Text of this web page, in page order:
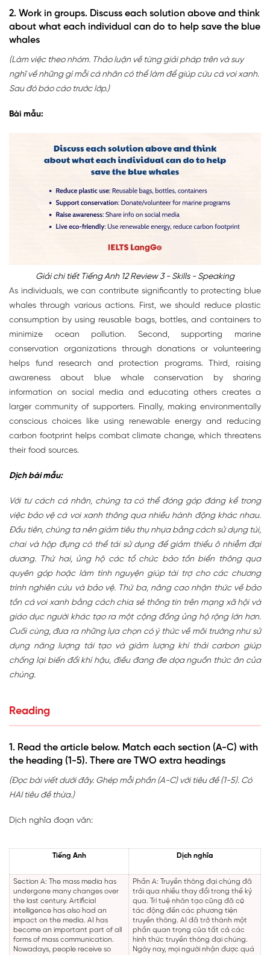
2. Work in groups. Discuss each solution above and think
about what each individual can do to help save the blue
whales
(Làm việc theo nhóm. Thảo luận về từng giải pháp trên và suy
nghĩ về những gì mỗi cá nhân có thể làm để giúp cứu cá voi xanh.
Sau đó báo cáo trước lớp.)
Bài mẫu:
Giải chi tiết Tiếng Anh 12 Review 3 - Skills - Speaking
As individuals, we can contribute significantly to protecting blue
whales through various actions. First, we should reduce plastic
consumption by using reusable bags, bottles, and containers to
minimize ocean pollution. Second, supporting marine
conservation organizations through donations or volunteering
helps fund research and protection programs. Third, raising
awareness about blue whale conservation by sharing
information on social media and educating others creates a
larger community of supporters. Finally, making environmentally
conscious choices like using renewable energy and reducing
carbon footprint helps combat climate change, which threatens
their food sources.
Dịch bài mẫu:
Với tư cách cá nhân, chúng ta có thể đóng góp đáng kể trong
việc bảo vệ cá voi xanh thông qua nhiều hành động khác nhau.
Đầu tiên, chúng ta nên giảm tiêu thụ nhựa bằng cách sử dụng túi,
chai và hộp đựng có thể tái sử dụng để giảm thiểu ô nhiễm đại
dương. Thứ hai, ủng hộ các tổ chức bảo tồn biển thông qua
quyên góp hoặc làm tình nguyện giúp tài trợ cho các chương
trình nghiên cứu và bảo vệ. Thứ ba, nâng cao nhận thức về bảo
tồn cá voi xanh bằng cách chia sẻ thông tin trên mạng xã hội và
giáo dục người khác tạo ra một cộng đồng ủng hộ rộng lớn hơn.
Cuối cùng, đưa ra những lựa chọn có ý thức về môi trường như sử
dụng năng lượng tái tạo và giảm lượng khí thải carbon giúp
chống lại biến đổi khí hậu, điều đang đe dọa nguồn thức ăn của
chúng.
Reading
1. Read the article below. Match each section (A-C) with
the heading (1-5). There are TWO extra headings
(Đọc bài viết dưới đây. Ghép mỗi phần (A-C) với tiêu đề (1-5). Có
HAI tiêu đề thừa.)
Dịch nghĩa đoạn văn:
Tiếng Anh Dịch nghĩa
Section A: The mass media has
undergone many changes over
the last century. Artificial
intelligence has also had an
impact on the media. AI has
become an important part of all
forms of mass communication.
Nowadays, people receive so
Phần A: Truyền thông đại chúng đã
trải qua nhiều thay đổi trong thế kỷ
qua. Trí tuệ nhân tạo cũng đã có
tác động đến các phương tiện
truyền thông. AI đã trở thành một
phần quan trọng của tất cả các
hình thức truyền thông đại chúng.
Ngày nay, mọi người nhận được quá